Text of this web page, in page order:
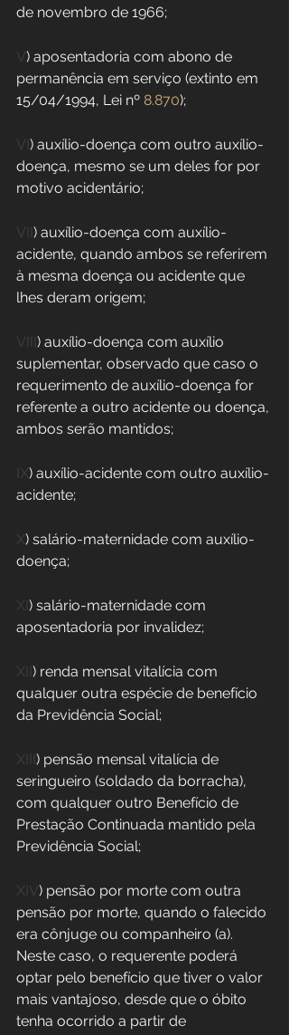
de novembro de 1966;
V) aposentadoria com abono de
permanência em serviço (extinto em
15/04/1994, Lei nº 8.870);
VI ) auxílio-doença com outro auxílio-
doença, mesmo se um deles for por
motivo acidentário;
VII ) auxílio-doença com auxílio-
acidente, quando ambos se referirem
à mesma doença ou acidente que
lhes deram origem;
VIII ) auxílio-doença com auxílio
suplementar, observado que caso o
requerimento de auxílio-doença for
referente a outro acidente ou doença,
ambos serão mantidos;
IX) auxílio-acidente com outro auxílio-
acidente;
X) salário-maternidade com auxílio-
doença;
XI ) salário-maternidade com
aposentadoria por invalidez;
XII ) renda mensal vitalícia com
qualquer outra espécie de benefício
da Previdência Social;
XIII ) pensão mensal vitalícia de
seringueiro (soldado da borracha),
com qualquer outro Benefício de
Prestação Continuada mantido pela
Previdência Social;
XIV) pensão por morte com outra
pensão por morte, quando o falecido
era cônjuge ou companheiro (a).
Neste caso, o requerente poderá
optar pelo benefício que tiver o valor
mais vantajoso, desde que o óbito
tenha ocorrido a partir de